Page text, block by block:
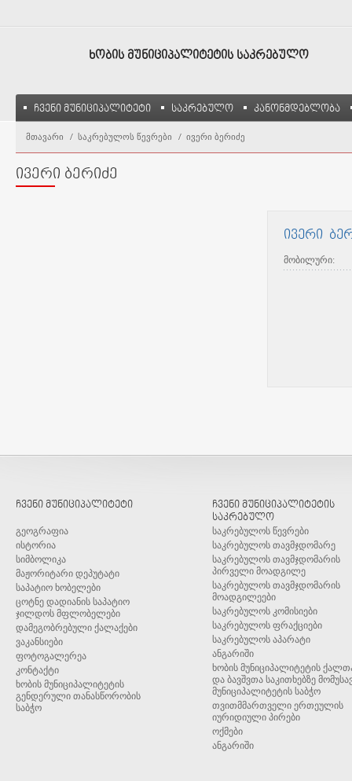
ᲮᲝᲑᲘᲡ ᲛᲣᲜᲘᲪᲘᲞᲐᲚᲘᲢᲔᲢᲘᲡ ᲡᲐᲙᲠᲔᲑᲣᲚᲝ
ჩვენი მუნიციპალიტეტი საკრებულო კანონმდებლობა
მთავარი საკრებულოს წევრები ივერი ბერიძე
ივერი ბერიძე
ივერი
მობილური:
ჩვენი მუნიციპალიტეტი
გეოგრაფია
ისტორია
სიმბოლიკა
მაჟორიტარი დეპუტატი
საპატიო ხობელები
ცოტნე დადიანის საპატიო
ჯილდოს მფლობელები
დამეგობრებული ქალაქები
ვაკანსიები
ფოტოგალერეა
კონტაქტი
ხობის მუნიციპალიტეტის
გენდერული თანასწორობის
საბჭო
ჩვენი მუნიციპალიტეტის
საკრებულო
საკრებულოს წევრები
საკრებულოს თავმჯდომარე
საკრებულოს თავმჯდომარის
პირველი მოადგილე
საკრებულოს თავმჯდომარის
მოადგილეები
საკრებულოს კომისიები
საკრებულოს ფრაქციები
საკრებულოს აპარატი
ანგარიში
ხობის მუნიციპალიტეტის
და ბავშვთა საკითხებზე
მუნიციპალიტეტის საბჭო
თვითმმართველი ერთეულის
იურიდიული პირები
ოქმები
ანგარიში